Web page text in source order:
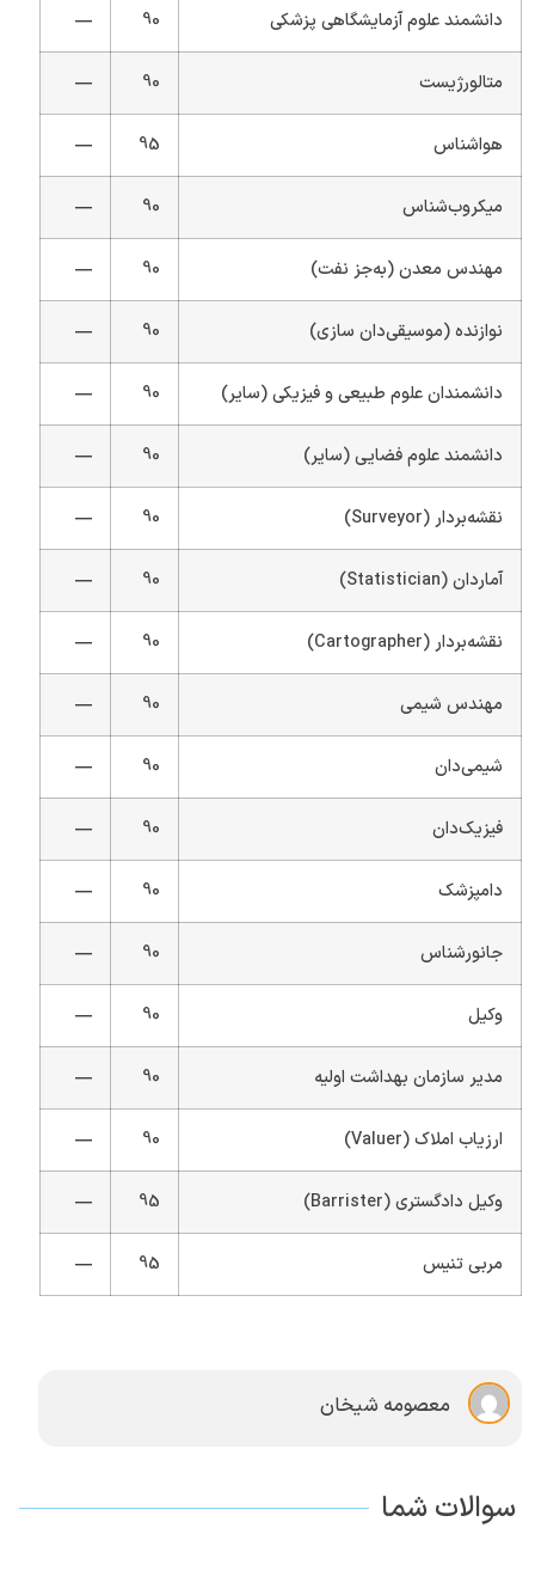
دانشمند علوم آزمایشگاهی پزشکی 90
—
متالورژیست 90
—
هواشناس 95
—
میکروب‌شناس 90
—
مهندس معدن (به‌جز نفت) 90
—
نوازنده (موسیقی‌دان سازی) 90
—
دانشمندان علوم طبیعی و فیزیکی (سایر) 90
—
دانشمند علوم فضایی (سایر) 90
—
نقشه‌بردار (Surveyor) 90
—
آماردان (Statistician) 90
—
نقشه‌بردار (Cartographer) 90
—
مهندس شیمی 90
—
شیمی‌دان 90
—
فیزیک‌دان 90
—
دامپزشک 90
—
جانورشناس 90
—
وکیل 90
—
مدیر سازمان بهداشت اولیه 90
—
ارزیاب املاک (Valuer) 90
—
وکیل دادگستری (Barrister) 95
—
مربی تنیس 95
—
معصومه شیخان
سوالات شما